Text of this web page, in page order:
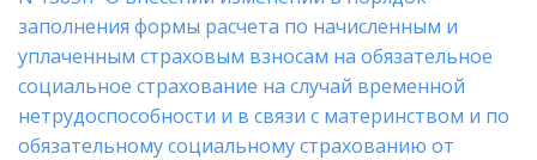
заполнения формы расчета по начисленным и
уплаченным страховым взносам на обязательное
социальное страхование на случай временной
нетрудоспособности и в связи с материнством и по
обязательному социальному страхованию от